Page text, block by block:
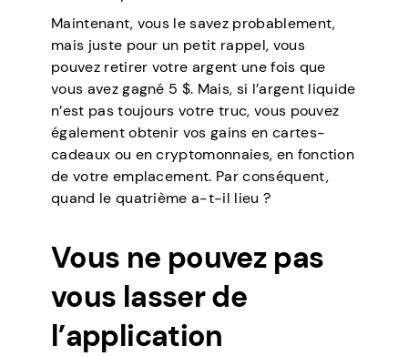
Maintenant, vous le savez probablement,
mais juste pour un petit rappel, vous
pouvez retirer votre argent une fois que
vous avez gagné 5 $. Mais, si l’argent liquide
n’est pas toujours votre truc, vous pouvez
également obtenir vos gains en cartes-
cadeaux ou en cryptomonnaies, en fonction
de votre emplacement. Par conséquent,
quand le quatrième a-t-il lieu ?
Vous ne pouvez pas
vous lasser de
l’application